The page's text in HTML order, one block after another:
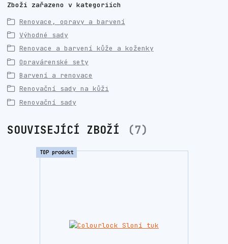
Zboží zařazeno v kategoriích
Renovace, opravy a barvení
Výhodné sady
Renovace a barvení kůže a koženky
Opravárenské sety
Barvení a renovace
Renovační sady na kůži
Renovační sady
SOUVISEJÍCÍ ZBOŽÍ 7
TOP produkt